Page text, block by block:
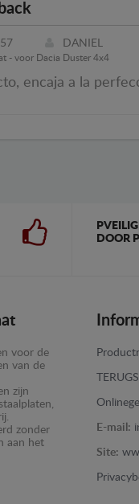
DANIEL
- voor Dacia Duster 4x4
encaja a la
DOOR
voor de
van de
zijn
zonder
aan het
E-mail:
Site: